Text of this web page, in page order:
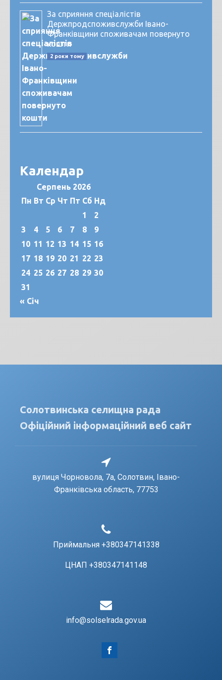
За сприяння спеціалістів
Держпродспоживслужби Івано-
Франківщини споживачам повернуто
кошти
2 роки тому
Календар
Серпень 2026
Пн Вт Ср Чт Пт Сб Нд
1
2
3
4 5 6 7 8
9
10 11 12 13 14 15 16
17 18 19 20 21 22 23
24 25 26 27 28 29 30
31
« Січ
Солотвинська селищна рада
Офіційний інформаційний веб сайт
вулиця Чорновола, 7a, Солотвин, Івано-
Франківська область, 77753
Приймальня +380347141338
ЦНАП +380347141148
info@solselrada.gov.ua